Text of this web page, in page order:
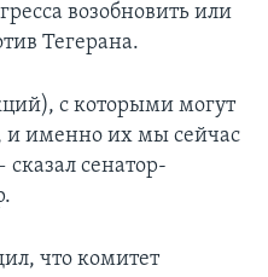
возобновить или
Тегерана.
с которыми могут
и именно их мы сейчас
сенатор-
что комитет